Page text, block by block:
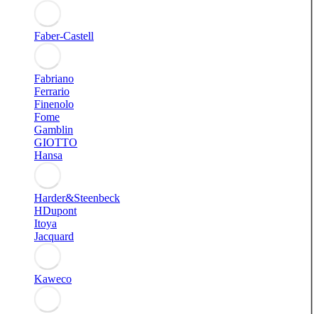
Faber-Castell
Fabriano
Ferrario
Finenolo
Fome
Gamblin
GIOTTO
Hansa
Harder&Steenbeck
HDupont
Itoya
Jacquard
Kaweco